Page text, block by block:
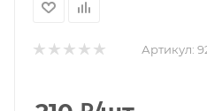
Артикул: